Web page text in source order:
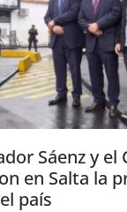
Sáenz y el
en Salta la
país